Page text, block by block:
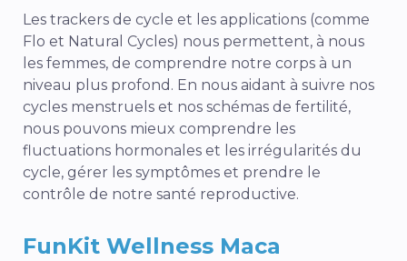
Les trackers de cycle et les applications (comme
Flo et Natural Cycles) nous permettent, à nous
les femmes, de comprendre notre corps à un
niveau plus profond. En nous aidant à suivre nos
cycles menstruels et nos schémas de fertilité,
nous pouvons mieux comprendre les
fluctuations hormonales et les irrégularités du
cycle, gérer les symptômes et prendre le
contrôle de notre santé reproductive.
FunKit Wellness Maca